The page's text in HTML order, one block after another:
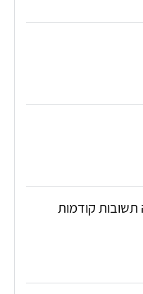
תשובות קודמות